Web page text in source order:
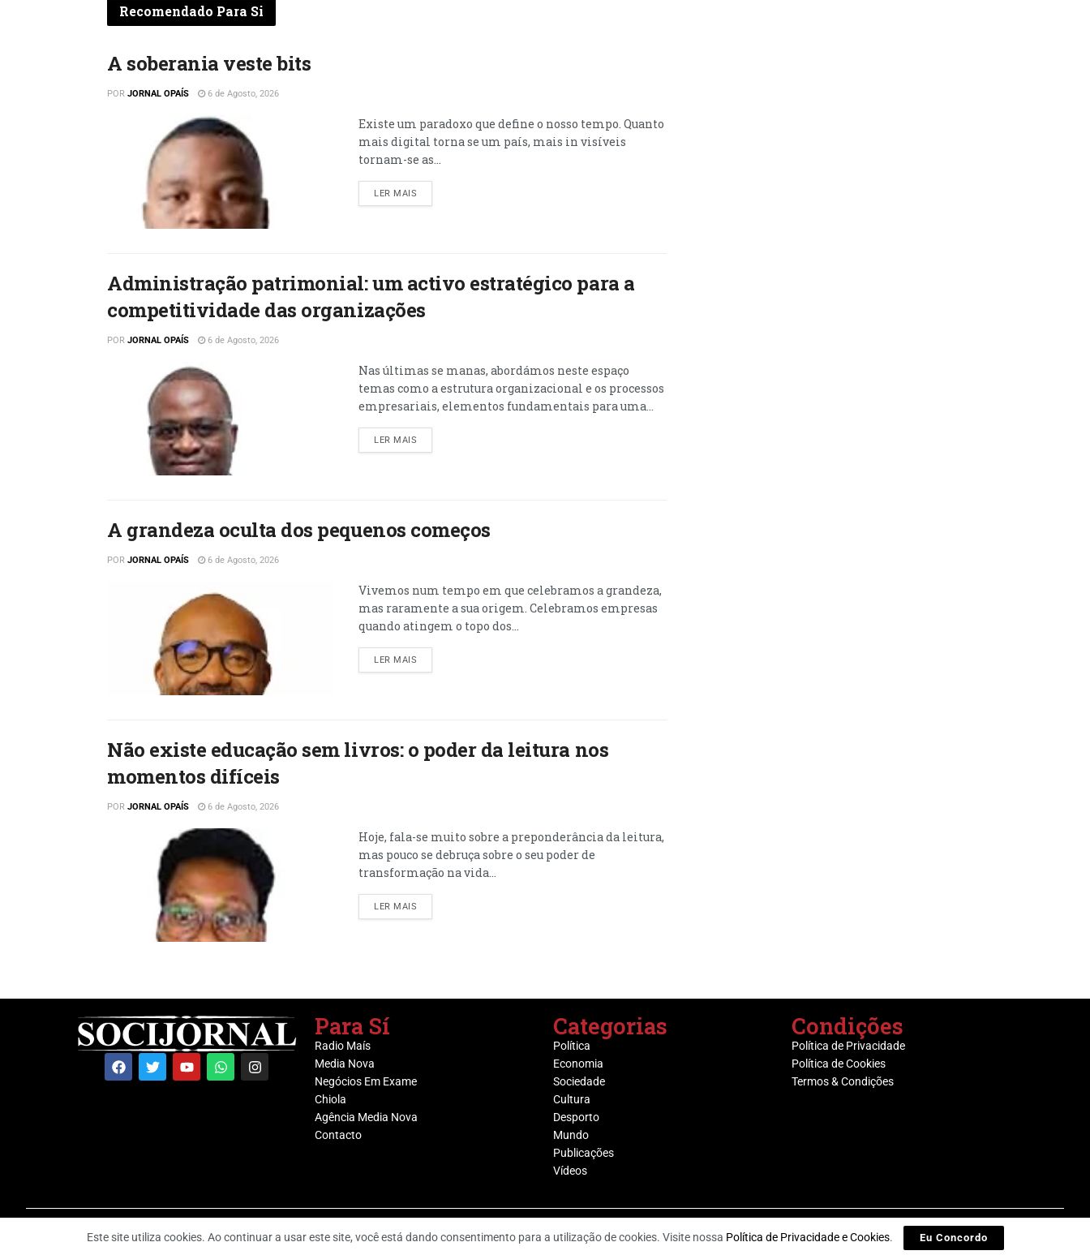
Recomendado Para Si
A soberania veste bits
POR JORNAL OPAÍS 6 de Agosto, 2026
Existe um paradoxo que define o nosso tempo. Quanto
mais digital torna se um país, mais in visíveis
tornam-se as...
LER MAIS
Administração patrimonial: um activo estratégico para a
competitividade das organizações
POR JORNAL OPAÍS 6 de Agosto, 2026
Nas últimas se manas, abordámos neste espaço
temas como a estrutura organizacional e os processos
empresariais, elementos fundamentais para uma...
LER MAIS
A grandeza oculta dos pequenos começos
POR JORNAL OPAÍS 6 de Agosto, 2026
Vivemos num tempo em que celebramos a grandeza,
mas raramente a sua origem. Celebramos empresas
quando atingem o topo dos...
LER MAIS
Não existe educação sem livros: o poder da leitura nos
momentos difíceis
POR JORNAL OPAÍS 6 de Agosto, 2026
Hoje, fala-se muito sobre a preponderância da leitura,
mas pouco se debruça sobre o seu poder de
transformação na vida...
LER MAIS
Para Sí
Radio Maís
Media Nova
Negócios Em Exame
Chiola
Agência Media Nova
Contacto
Categorias
Política
Economia
Sociedade
Cultura
Desporto
Mundo
Publicações
Vídeos
Condições
Política de Privacidade
Política de Cookies
Termos & Condições
@ Grupo Media Nova | Socijornal
Este site utiliza cookies. Ao continuar a usar este site, você está dando consentimento para a utilização de cookies. Visite nossa Política de Privacidade e Cookies. Eu Concordo